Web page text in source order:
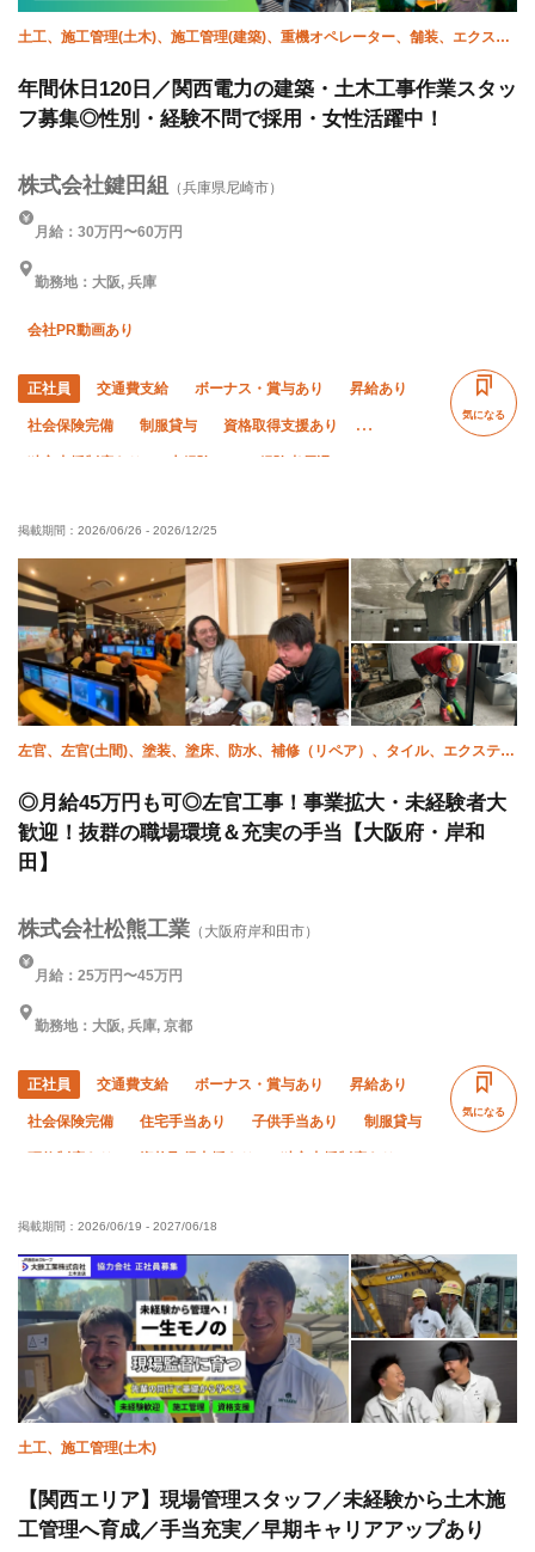
土工、施工管理(土木)、施工管理(建築)、重機オペレーター、舗装、エクステ
年間休日120日／関西電力の建築・土木工事作業スタッ
フ募集◎性別・経験不問で採用・女性活躍中！
株式会社鍵田組 （兵庫県尼崎市）
月給：30万円〜60万円
勤務地：大阪, 兵庫
会社PR動画あり
正社員 交通費支給 ボーナス・賞与あり 昇給あり
社会保険完備 制服貸与 資格取得支援あり
独立支援制度あり 未経験OK 経験者優遇
60代以上活躍中 外国人活躍中
残業月10時間以下 夏季休暇 年末年始休暇
車・バイク通勤OK 転勤なし 土日休み
気になる
掲載期間： 2026/06/26 - 2026/12/25
左官、左官(土間)、塗装、塗床、防水、補修（リペア）、タイル、エクステリ
◎月給45万円も可◎左官工事！事業拡大・未経験者大
歓迎！抜群の職場環境＆充実の手当【大阪府・岸和
田】
株式会社松熊工業 （大阪府岸和田市）
月給：25万円〜45万円
勤務地：大阪, 兵庫, 京都
正社員 交通費支給 ボーナス・賞与あり 昇給あり
社会保険完備 住宅手当あり 子供手当あり 制服貸与
50代以上活躍中 60代以上活躍中
直帰・直行OK 夏季休暇 年末年始休暇 転勤なし
車・バイク通勤OK
気になる
掲載期間： 2026/06/19 - 2027/06/18
土工、施工管理(土木)
【関西エリア】現場管理スタッフ／未経験から土木施
工管理へ育成／手当充実／早期キャリアアップあり